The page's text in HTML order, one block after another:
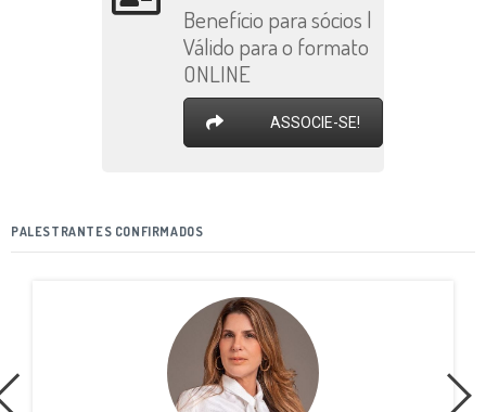
Benefício para sócios |
Válido para o formato
ONLINE
ASSOCIE-SE!
PALESTRANTES CONFIRMADOS